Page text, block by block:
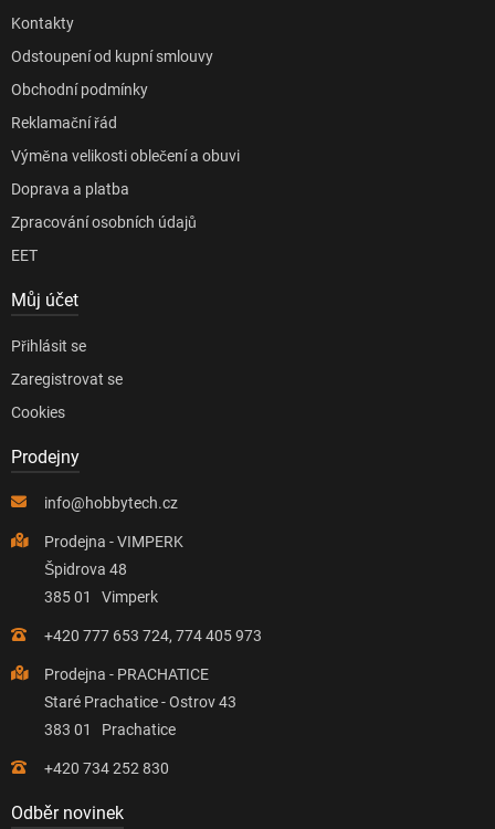
Kontakty
Odstoupení od kupní smlouvy
Obchodní podmínky
Reklamační řád
Výměna velikosti oblečení a obuvi
Doprava a platba
Zpracování osobních údajů
EET
Můj účet
Přihlásit se
Zaregistrovat se
Cookies
Prodejny
info@hobbytech.cz
Prodejna - VIMPERK
Špidrova 48
385 01 Vimperk
+420 777 653 724, 774 405 973
Prodejna - PRACHATICE
Staré Prachatice - Ostrov 43
383 01 Prachatice
+420 734 252 830
Odběr novinek